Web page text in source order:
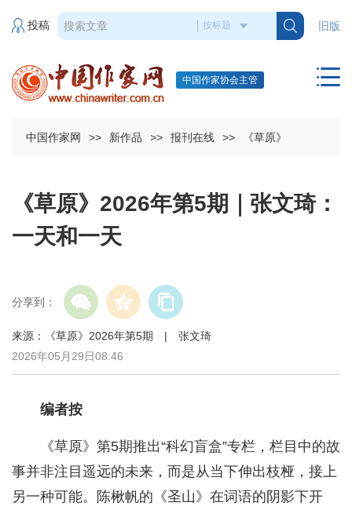
旧版
投稿
中国作家协会主管
中国作家网 >> 新作品 >> 报刊在线 >> 《草原》
《草原》2026年第5期｜张文琦：
一天和一天
分享到：
来源：《草原》2026年第5期 | 张文琦
2026年05月29日08:46
编者按
《草原》第5期推出“科幻盲盒”专栏，栏目中的故
事并非注目遥远的未来，而是从当下伸出枝桠，接上
另一种可能。陈楸帆的《圣山》在词语的阴影下开